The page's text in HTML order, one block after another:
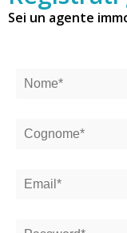
Sei un agente